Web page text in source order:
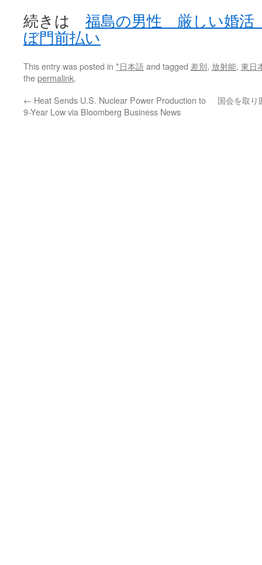
続きは 福島の男性 厳しい婚
ぼ門前払い
This entry was posted in *日本語and tagged 差別, 放射能, 東日
thepermalink.
← Heat Sends U.S. Nuclear Power Production to
9-Year Low via Bloomberg Business News
国会を取